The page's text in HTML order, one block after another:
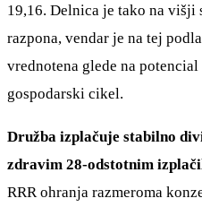
19,16. Delnica je tako na višji
razpona, vendar je na tej
vrednotena glede na
gospodarski cikel.
Družba izplačuje stabilno
zdravim 28-odstotnim
RRR ohranja razmeroma